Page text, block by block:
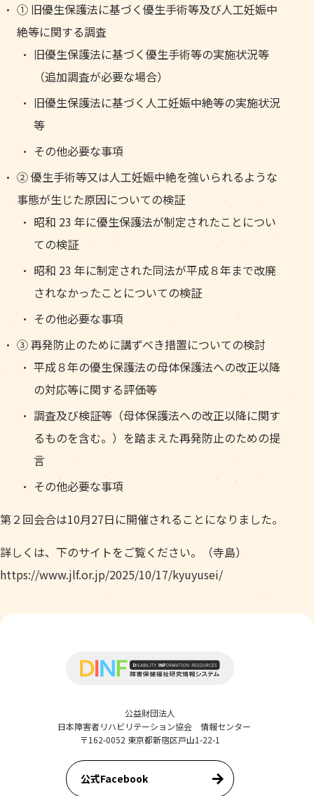
① 旧優生保護法に基づく優生手術等及び人工妊娠中
絶等に関する調査
旧優生保護法に基づく優生手術等の実施状況等
（追加調査が必要な場合）
旧優生保護法に基づく人工妊娠中絶等の実施状況
等
その他必要な事項
② 優生手術等又は人工妊娠中絶を強いられるような
事態が生じた原因についての検証
昭和 23 年に優生保護法が制定されたことについ
ての検証
昭和 23 年に制定された同法が平成８年まで改廃
されなかったことについての検証
その他必要な事項
③ 再発防止のために講ずべき措置についての検討
平成８年の優生保護法の母体保護法への改正以降
の対応等に関する評価等
調査及び検証等（母体保護法への改正以降に関す
るものを含む。）を踏まえた再発防止のための提
言
その他必要な事項
第２回会合は10月27日に開催されることになりました。
詳しくは、下のサイトをご覧ください。（寺島）
https://www.jlf.or.jp/2025/10/17/kyuyusei/
公益財団法人
日本障害者リハビリテーション協会 情報センター
〒162-0052 東京都新宿区戸山1-22-1
公式Facebook